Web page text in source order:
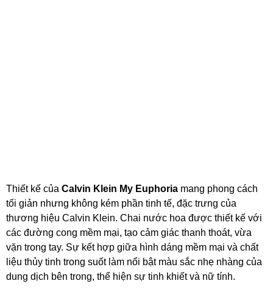
Thiết kế của Calvin Klein My Euphoria mang phong cách
tối giản nhưng không kém phần tinh tế, đặc trưng của
thương hiệu Calvin Klein. Chai nước hoa được thiết kế với
các đường cong mềm mại, tạo cảm giác thanh thoát, vừa
vặn trong tay. Sự kết hợp giữa hình dáng mềm mại và chất
liệu thủy tinh trong suốt làm nổi bật màu sắc nhẹ nhàng của
dung dịch bên trong, thể hiện sự tinh khiết và nữ tính.